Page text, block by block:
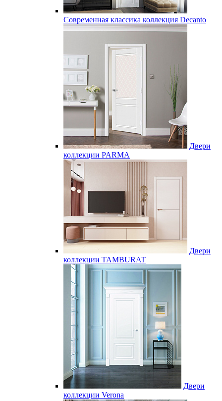
Современная классика коллекция Decanto
Двери
коллекции PARMA
Двери
коллекции TAMBURAT
Двери
коллекции Verona